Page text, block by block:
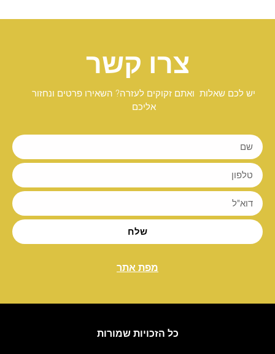
צרו קשר
יש לכם שאלות ואתם זקוקים לעזרה? השאירו פרטים ונחזור
אליכם
שלח
מפת אתר
כל הזכויות שמורות